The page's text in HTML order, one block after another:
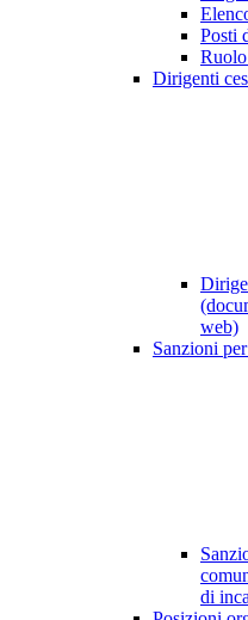
Posti
Dirigenti
web)
Sanzioni
di